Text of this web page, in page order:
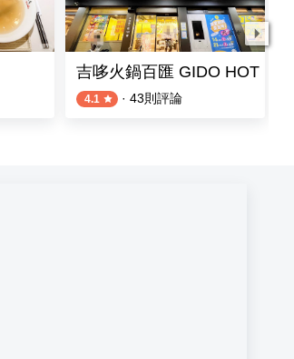
吉哆火鍋百匯 GIDO HOT POT
4.1 · 43則評論